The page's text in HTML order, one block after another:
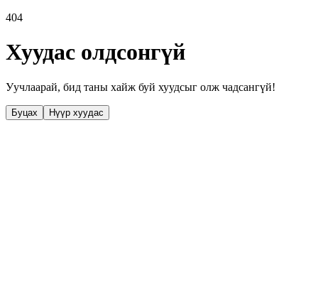
404
Хуудас олдсонгүй
Уучлаарай, бид таны хайж буй хуудсыг олж чадсангүй!
Буцах Нүүр хуудас